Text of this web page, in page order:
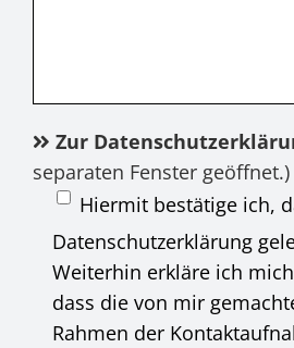
Zur
separaten Fenster geöffnet.)
Hiermit bestätige ich,
Datenschutzerklärung
Weiterhin erkläre ich
dass die von mir
Rahmen der